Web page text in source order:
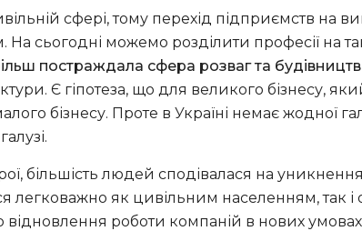
сфері, тому перехід підприємств на
сьогодні можемо розділити професії на
постраждала сфера розваг та
Є гіпотеза, що для великого бізнесу,
бізнесу. Проте в Україні немає жодної
більшість людей сподівалася на
як цивільним населенням, так і
роботи компаній в нових умовах